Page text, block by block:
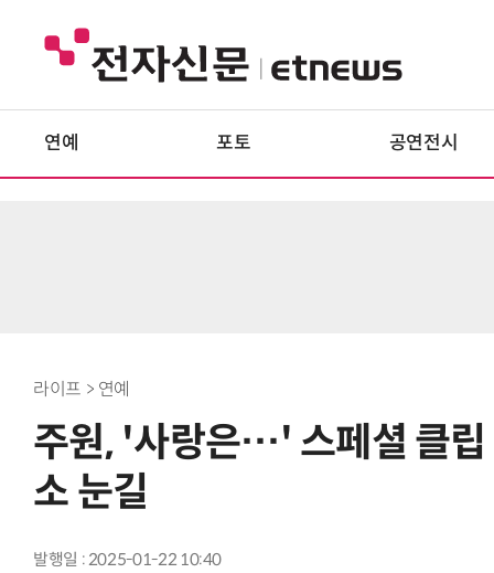
연예 포토 공연전시
라이프 > 연예
주원, '사랑은…' 스페셜 클
소 눈길
발행일 : 2025-01-22 10:40